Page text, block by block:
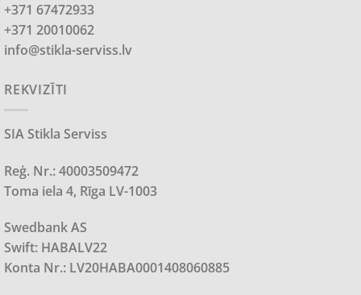
+371 67472933
+371 20010062
info@stikla-serviss.lv
REKVIZĪTI
SIA Stikla Serviss
Reģ. Nr.: 40003509472
Toma iela 4, Rīga LV-1003
Swedbank AS
Swift: HABALV22
Konta Nr.: LV20HABA0001408060885